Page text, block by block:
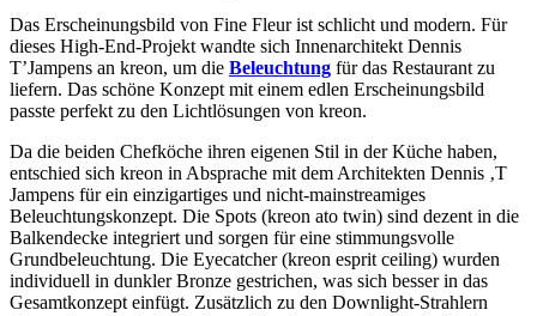
Das Erscheinungsbild von Fine Fleur ist schlicht und modern. Für
dieses High-End-Projekt wandte sich Innenarchitekt Dennis
T’Jampens an kreon, um die Beleuchtung für das Restaurant zu
liefern. Das schöne Konzept mit einem edlen Erscheinungsbild
passte perfekt zu den Lichtlösungen von kreon.
Da die beiden Chefköche ihren eigenen Stil in der Küche haben,
entschied sich kreon in Absprache mit dem Architekten Dennis ‚T
Jampens für ein einzigartiges und nicht-mainstreamiges
Beleuchtungskonzept. Die Spots (kreon ato twin) sind dezent in die
Balkendecke integriert und sorgen für eine stimmungsvolle
Grundbeleuchtung. Die Eyecatcher (kreon esprit ceiling) wurden
individuell in dunkler Bronze gestrichen, was sich besser in das
Gesamtkonzept einfügt. Zusätzlich zu den Downlight-Strahlern